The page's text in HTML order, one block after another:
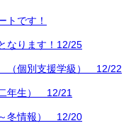
トです！
なります！12/25
（個別支援学級） 12/22
年生） 12/21
冬情報） 12/20